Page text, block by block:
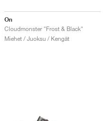
On
Cloudmonster "Frost & Black"
Miehet / Juoksu / Kengät